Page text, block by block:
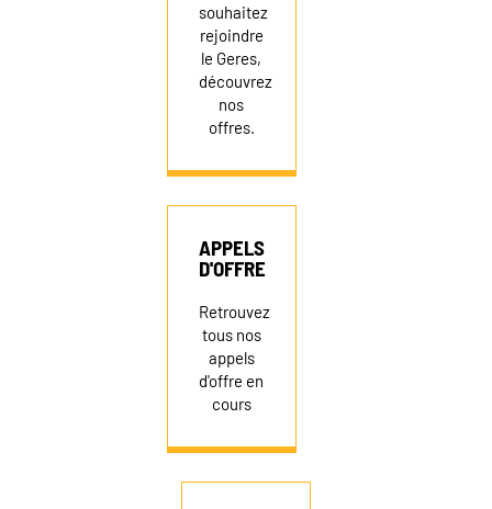
souhaitez
rejoindre
le Geres,
découvrez
nos
offres.
APPELS
D'OFFRE
Retrouvez
tous nos
appels
d'offre en
cours